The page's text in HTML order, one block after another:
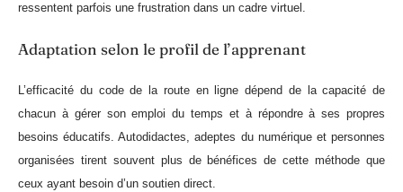
ressentent parfois une frustration dans un cadre virtuel.
Adaptation selon le profil de l’apprenant
L’efficacité du code de la route en ligne dépend de la capacité de
chacun à gérer son emploi du temps et à répondre à ses propres
besoins éducatifs. Autodidactes, adeptes du numérique et personnes
organisées tirent souvent plus de bénéfices de cette méthode que
ceux ayant besoin d’un soutien direct.